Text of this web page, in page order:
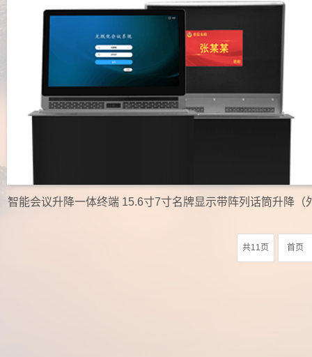
智能会议升降一体终端 15.6寸7寸名牌显示带阵列话筒升降（
共11页 首页